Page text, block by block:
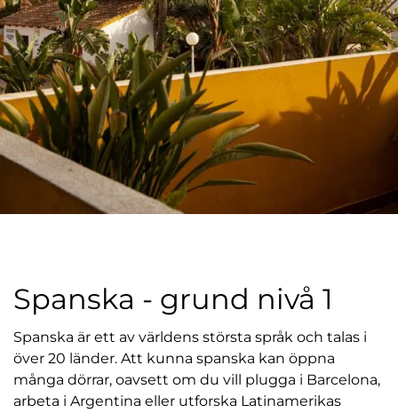
Spanska - grund nivå 1
Spanska är ett av världens största språk och talas i
över 20 länder. Att kunna spanska kan öppna
många dörrar, oavsett om du vill plugga i Barcelona,
arbeta i Argentina eller utforska Latinamerikas